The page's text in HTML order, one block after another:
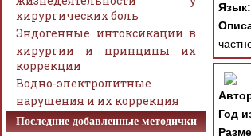
Язык:
Год
хирургических боль
Эндогенные интоксикации в
хирургии и принципы их
коррекции
Водно-электролитные
нарушения и их коррекция
Последние добавленные методички